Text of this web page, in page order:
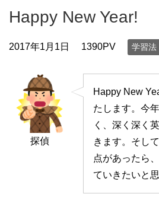
Happy New Year!
2017年1月1日 1390PV 学習法
探偵
Happy New
たします。今
く、深く深く
きます。そし
点があったら
ていきたいと思